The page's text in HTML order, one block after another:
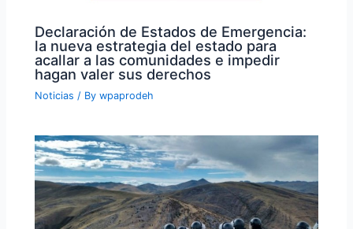
Declaración de Estados de Emergencia:
la nueva estrategia del estado para
acallar a las comunidades e impedir
hagan valer sus derechos
Noticias / Bywpaprodeh